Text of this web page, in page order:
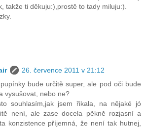
takže ti děkuju:),prostě to tady miluju:).
26. července 2011 v 21:12
bude určitě super, ale pod oči bude
vysušovat, nebo ne?
souhlasím,jak jsem řikala, na nějaké jó
není, ale zase docela pěkně rozjasní a
konzistence příjemná, že není tak hutnej,